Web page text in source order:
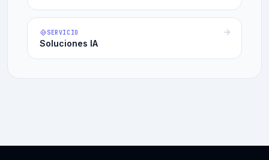
SERVICIO
Soluciones IA